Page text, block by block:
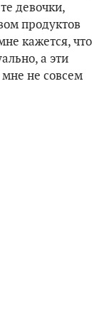
девочки,
продуктов
кажется, что
а эти
не совсем